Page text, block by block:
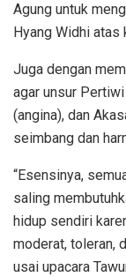
Agung untuk
Hyang Widhi atas
Juga dengan
agar unsur Pertiwi
(angina), dan
seimbang dan
“Esensinya,
saling
hidup sendiri
moderat, toleran,
usai upacara